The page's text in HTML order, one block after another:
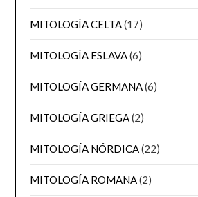
MITOLOGÍA CELTA(17)
MITOLOGÍA ESLAVA(6)
MITOLOGÍA GERMANA(6)
MITOLOGÍA GRIEGA(2)
MITOLOGÍA NÓRDICA(22)
MITOLOGÍA ROMANA(2)